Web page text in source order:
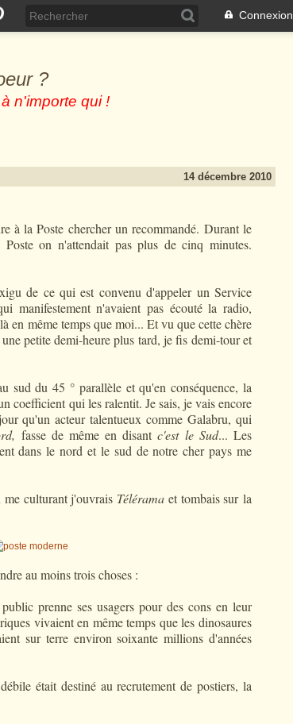
Connexion
?
n'importe qui !
14 décembre 2010
à la Poste chercher un recommandé. Durant le
on n'attendait pas plus de cinq minutes.
de ce qui est convenu d'appeler un Service
manifestement n'avaient pas écouté la radio,
en même temps que moi... Et vu que cette chère
petite demi-heure plus tard, je fis demi-tour et
sud du 45 ° parallèle et qu'en conséquence, la
coefficient qui les ralentit. Je sais, je vais encore
qu'un acteur talentueux comme Galabru, qui
fasse de même en disantc'est le Sud... Les
dans le nord et le sud de notre cher pays me
me culturant j'ouvrais Télérama et tombais surla
au moins trois choses :
prenne ses usagers pour des cons en leur
vivaient en même temps que les dinosaures
sur terre environ soixante millions d'années
était destiné au recrutement de postiers, la